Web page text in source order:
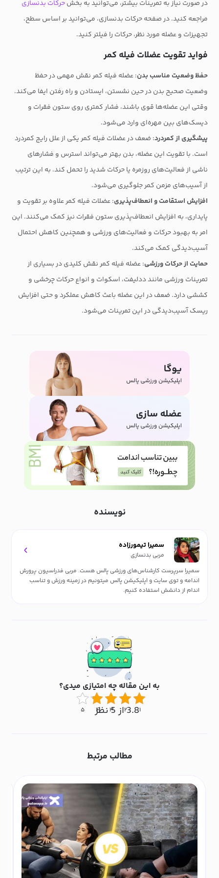
در صورت نیاز به تمرینات بیشتر، می‌توانید به بخشحرکات بدنسازی
مراجعه کنید. در صفحه حرکات بدنسازی، می‌توانید بر اساس سطح،
تجهیزات و عضله مورد نظر، حرکات را فیلتر کنید.
فواید تقویت عضلات فیله کمر
حفظ وضعیت مناسب بدن: عضله فیله کمر نقش مهمی در حفظ
وضعیت صحیح بدن در حین نشستن، ایستادن و راه رفتن ایفا می‌کند.
وقتی این عضله‌ها قوی باشند، فشار کمتری روی ستون فقرات و
دیسک‌های بین مهره‌ای وارد می‌شود.
پیشگیری از کمردرد: ضعف در عضلات فیله کمر یکی از علل رایج کمردرد
است. با تقویت این عضله، بدن بهتر می‌تواند استرس و فشارهای
ناشی از فعالیت‌های روزمره یا حرکات شدید را تحمل کند. به این ترتیب
از آسیب‌های مزمن کمر جلوگیری می‌شود.
افزایش استقامت و انعطاف‌پذیری: عضلات فیله کمر علاوه بر تقویت و
پایداری، به افزایش انعطاف‌پذیری ستون فقرات نیز کمک می‌کنند. این
امر به بهبود حرکات و فعالیت‌های ورزشی و همچنین کاهش احتمال
آسیب‌دیدگی کمک می‌کند.
حمایت از حرکات ورزشی: عضله فیله کمر نقش کلیدی در بسیاری از
تمرینات ورزشی مانند ددلیفت، اسکوات و انواع حرکات چرخشی و
کششی دارد. ضعف در این عضله باعث کاهش عملکرد و حتی افزایش
ریسک آسیب‌دیدگی در این تمرینات می‌شود.
نویسنده
سمیرا تیمورزاده
مربی بدنسازی
سمیرا سرپرست کارشناس‌های ورزشی پالس هست. مربی فدراسیون پرورش
اندامه و توی سایت و اپلیکیشن پالس میتونیم در زمینه ورزش و تناسب
اندام از دانشش استفاده کنیم.
به این مقاله چه امتیازی میدی؟
3.8 از 5 نظر۱ ۲ ۳ ۴ ۵
مطالب مرتبط